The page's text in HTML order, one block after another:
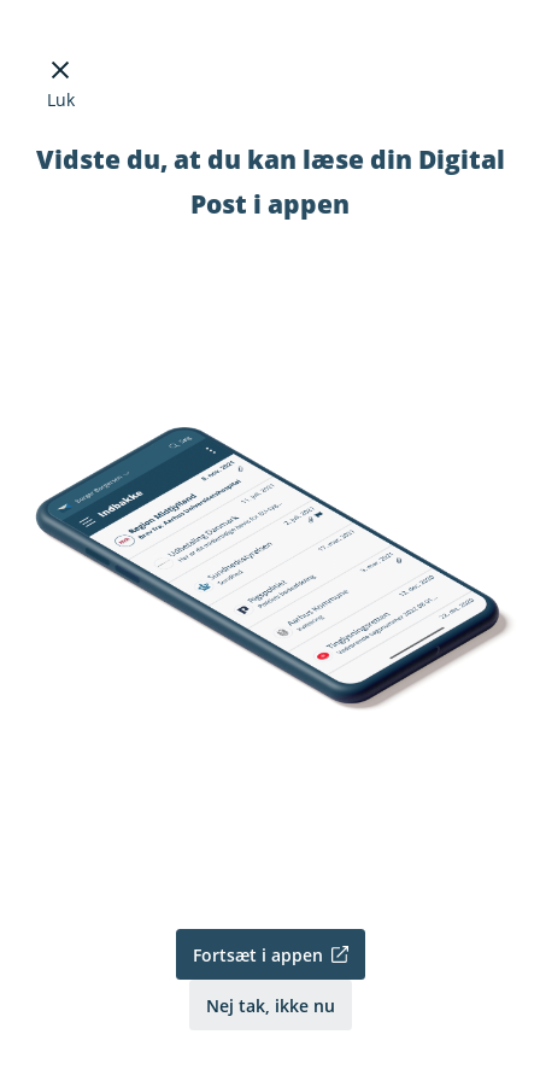
Luk
Vidste du, at du kan læse din Digital
Post i appen
Fortsæt i appen
Nej tak, ikke nu